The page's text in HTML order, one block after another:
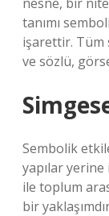
tanımı
işarettir. Tüm
ve sözlü,
Sembolik
yapılar
ile toplum
bir